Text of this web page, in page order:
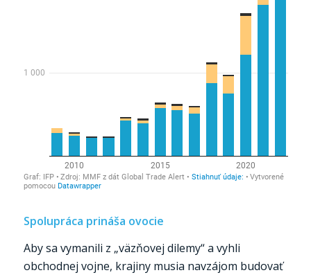
Spolupráca prináša ovocie
Aby sa vymanili z „väzňovej dilemy“ a vyhli
obchodnej vojne, krajiny musia navzájom budovať